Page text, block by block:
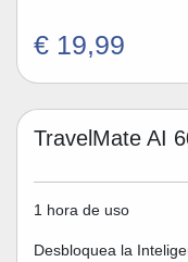
€ 19,99
TravelMate AI
1 hora de uso
Desbloquea la